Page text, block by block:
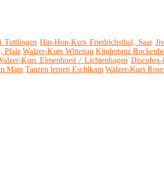
Tuttlingen Hip-Hop-Kurs Friedrichsthal, Saar
Pfalz Walzer-Kurs Wittenau Kindertanz
Kurs Elmenhorst / Lichtenhagen
Main Tanzen lernen Eschlkam Walzer-Kurs